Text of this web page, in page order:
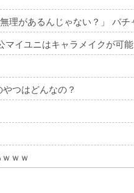
マイユニはキャラメイクが可能
つはどんなの？
ｗｗ